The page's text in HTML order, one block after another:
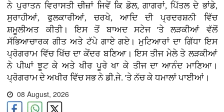
ਨੇ ਪੁਰਾਤਨ ਵਿਰਾਸਤੀ ਚੀਜ਼ਾਂ ਜਿਵੇਂ ਕਿ ਡੋਲ, ਗਾਗਰਾਂ, ਪਿੱਤਲ ਦੇ ਭਾਂਡੇ,
ਸੁਰਾਹੀਆਂ, ਫੁਲਕਾਰੀਆਂ, ਚਰਖੇ, ਆਦਿ ਦੀ ਪ੍ਰਦਰਸ਼ਨੀ ਵਿੱਚ
ਸ਼ਮੂਲੀਅਤ ਕੀਤੀ। ਇਸ ਤੋਂ ਬਾਅਦ ਸਟੇਜ 'ਤੇ ਲੜਕੀਆਂ ਵੱਲੋਂ
ਸੱਭਿਆਚਾਰਕ ਗੀਤ ਅਤੇ ਟੱਪੇ ਗਾਏ ਗਏ। ਮੁਟਿਆਰਾਂ ਦਾ ਗਿੱਧਾ ਇਸ
ਪ੍ਰੋਗਰਾਮ ਵਿੱਚ ਖਿੱਚ ਦਾ ਕੇਂਦਰ ਬਣਿਆ। ਇਸ ਤੀਜ ਮੇਲੇ ਤੇ ਲੜਕੀਆਂ
ਨੇ ਪੀਘਾਂ ਝੂਟ ਕੇ ਅਤੇ ਖੀਰ ਪੂਰੇ ਖਾ ਕੇ ਤੀਜ ਦਾ ਆਨੰਦ ਮਾਣਿਆ।
ਪ੍ਰੋਗਰਾਮ ਦੇ ਅਖੀਰ ਵਿੱਚ ਸਭ ਨੇ ਡੀ.ਜੇ. 'ਤੇ ਨੱਚ ਕੇ ਧਮਾਲਾਂ ਪਾਈਆਂ।
08 August, 2026